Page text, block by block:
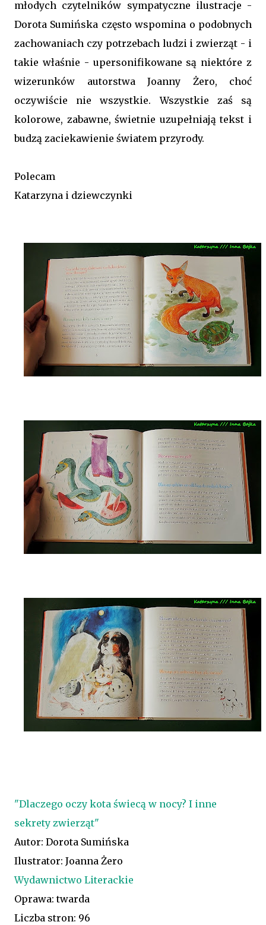
młodych czytelników sympatyczne ilustracje -
Dorota Sumińska często wspomina o podobnych
zachowaniach czy potrzebach ludzi i zwierząt - i
takie właśnie - upersonifikowane są niektóre z
wizerunków autorstwa Joanny Żero, choć
oczywiście nie wszystkie. Wszystkie zaś są
kolorowe, zabawne, świetnie uzupełniają tekst i
budzą zaciekawienie światem przyrody.
Polecam
Katarzyna i dziewczynki
"Dlaczego oczy kota świecą w nocy? I inne
sekrety zwierząt"
Autor: Dorota Sumińska
Ilustrator: Joanna Żero
Wydawnictwo Literackie
Oprawa: twarda
Liczba stron: 96